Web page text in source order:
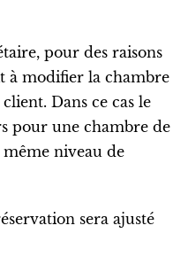
pour des raisons
à modifier la chambre
Dans ce cas le
pour une chambre de
niveau de
sera ajusté